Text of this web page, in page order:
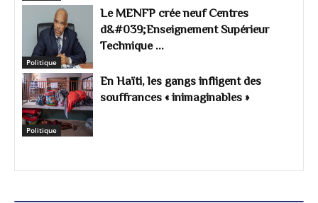
Politique
Le MENFP crée neuf Centres
d&#039;Enseignement Supérieur
Technique ...
Politique
En Haïti, les gangs infligent des
souffrances « inimaginables »